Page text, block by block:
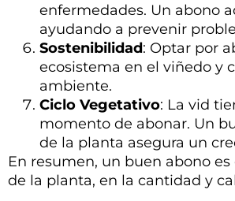
enfermedades. Un abono
ayudando a prevenir
Sostenibilidad: Optar por
ecosistema en el viñedo y
ambiente.
Ciclo Vegetativo: La vid
momento de abonar. Un
de la planta asegura un
En resumen, un buen abono
de la planta, en la cantidad y